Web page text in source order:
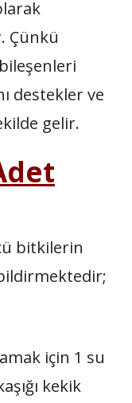
Çünkü
destekler ve
gelir.
bitkilerin
için 1 su
kekik